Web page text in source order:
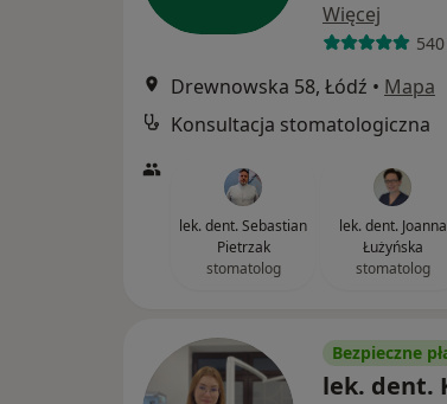
Więcej
Drewnowska 58, Łódź • Mapa
Konsultacja stomatologiczna
lek. dent. Sebastian
Pietrzak
stomatolog
lek. dent. Joanna
Łużyńska
stomatolog
Bezpieczne
lek. dent.